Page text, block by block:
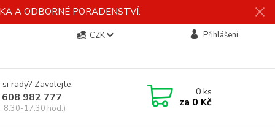
A ODBORNÉ PORADENSTVÍ.
CZK Přihlášení
rady? Zavolejte.
982 777
8:30-17:30 hod.)
0ks
za 0 Kč